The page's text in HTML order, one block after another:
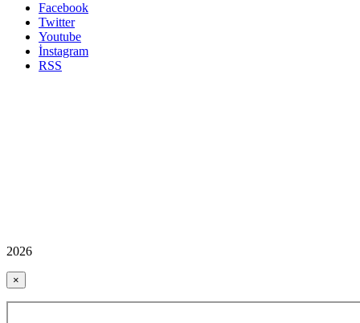
Facebook
Twitter
Youtube
İnstagram
RSS
2026
×